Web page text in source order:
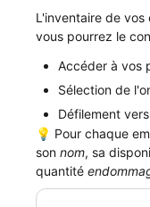
L'inventaire de vos
vous pourrez le
Accéder à vos
Sélection de
Défilement
💡 Pour chaque
sonnom, sa
quantité